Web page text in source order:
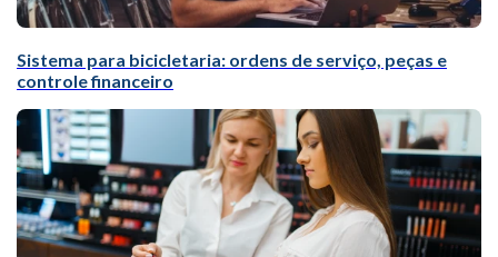
Sistema para bicicletaria: ordens de serviço, peças e
controle financeiro